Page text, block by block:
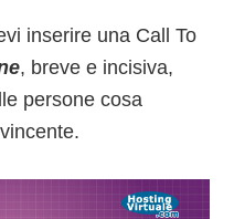
inserire una Call To
, breve e incisiva,
persone cosa